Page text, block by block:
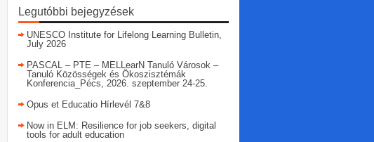
Legutóbbi bejegyzések
UNESCO Institute for Lifelong Learning Bulletin,
July 2026
PASCAL – PTE – MELLearN Tanuló Városok –
Tanuló Közösségek és Ökoszisztémák
Konferencia_Pécs, 2026. szeptember 24-25.
Opus et Educatio Hírlevél 7&8
Now in ELM: Resilience for job seekers, digital
tools for adult education